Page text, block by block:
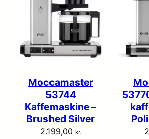
Moccamaster
53744
Kaffemaskine –
Brushed Silver
2.199,00 kr.